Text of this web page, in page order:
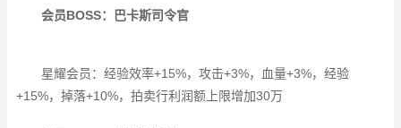
会员BOSS：巴卡斯司令官
星耀会员：经验效率+15%，攻击+3%，血量+3%，经验
+15%，掉落+10%，拍卖行利润额上限增加30万